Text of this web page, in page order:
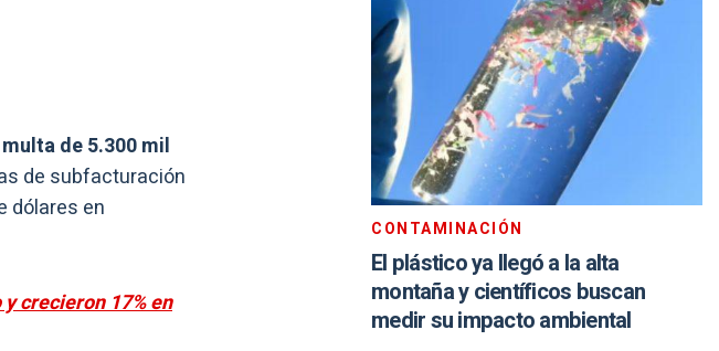
de 5.300 mil
de subfacturación
dólares en
crecieron 17% en
CONTAMINACIÓN
El plástico ya llegó a la alta
montaña y científicos buscan
medir su impacto ambiental